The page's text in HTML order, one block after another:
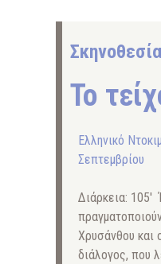
Το
Ελληνικό
Σεπτεμβρίου
Διάρκεια:
Χρυσάνθου και
διάλογος, που